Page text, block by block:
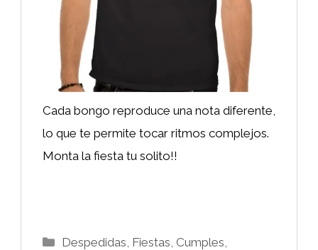
Cada bongo reproduce una nota diferente,
lo que te permite tocar ritmos complejos.
Monta la fiesta tu solito!!
Categorías
Despedidas, Fiestas, Cumples,